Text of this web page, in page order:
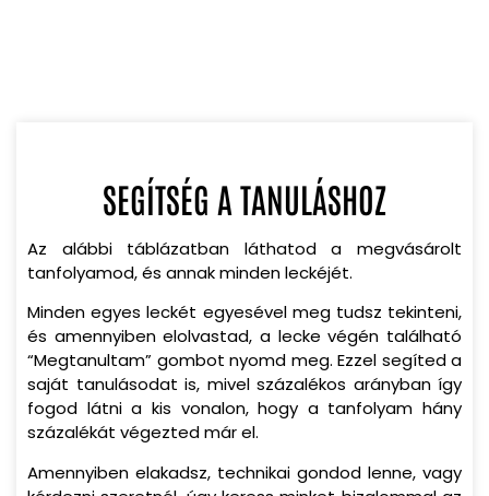
SEGÍTSÉG A TANULÁSHOZ
Az alábbi táblázatban láthatod a megvásárolt
tanfolyamod, és annak minden leckéjét.
Minden egyes leckét egyesével meg tudsz tekinteni,
és amennyiben elolvastad, a lecke végén található
“Megtanultam” gombot nyomd meg. Ezzel segíted a
saját tanulásodat is, mivel százalékos arányban így
fogod látni a kis vonalon, hogy a tanfolyam hány
százalékát végezted már el.
Amennyiben elakadsz, technikai gondod lenne, vagy